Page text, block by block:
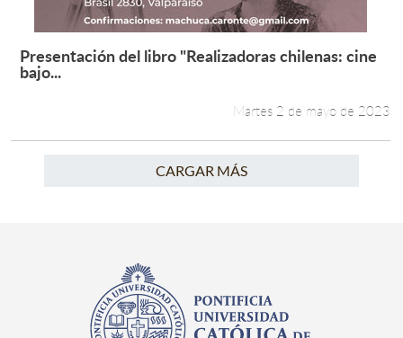
Leer más +
Presentación del libro "Realizadoras chilenas: cine
bajo...
Martes 2 de mayo de 2023
CARGAR MÁS